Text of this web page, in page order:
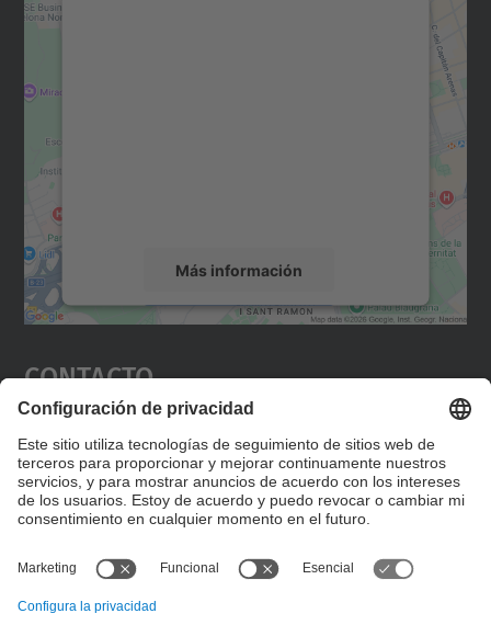
Más información
Aceptar
powered by
Contacto
Editad en la página "Contacto personalizado", que
encontraréis en la raíz de español, vuestros datos
personalizados de contacto.
Formulario de contacto